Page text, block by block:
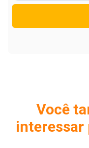
Você
interessar